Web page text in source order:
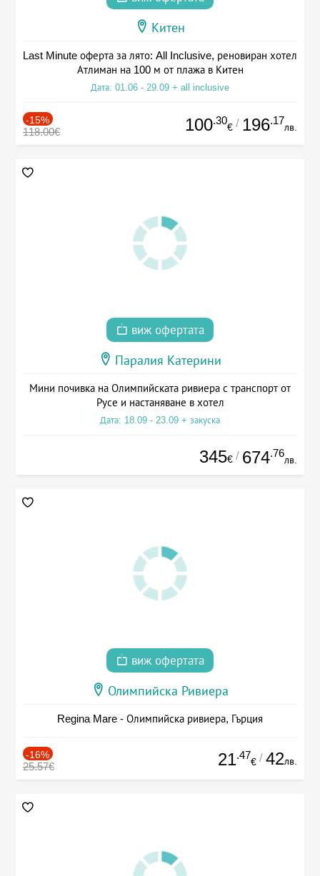
Китен
Last Minute оферта за лято: All Inclusive, реновиран хотел
Атлиман на 100 м от плажа в Китен
Дата: 01.06 - 29.09 + all inclusive
-15%
118.00€ 100.30
€ / 196.17
лв.
виж офертата
Паралия Катерини
Мини почивка на Олимпийската ривиера с транспорт от
Русе и настаняване в хотел
Дата: 18.09 - 23.09 + закуска
345€ / 674.76
лв.
виж офертата
Олимпийска Ривиера
Regina Mare - Олимпийска ривиера, Гърция
-16%
25.57€ 21.47
€ / 42лв.